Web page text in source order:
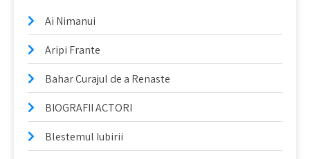
Ai Nimanui
Aripi Frante
Bahar Curajul de a Renaste
BIOGRAFII ACTORI
Blestemul Iubirii